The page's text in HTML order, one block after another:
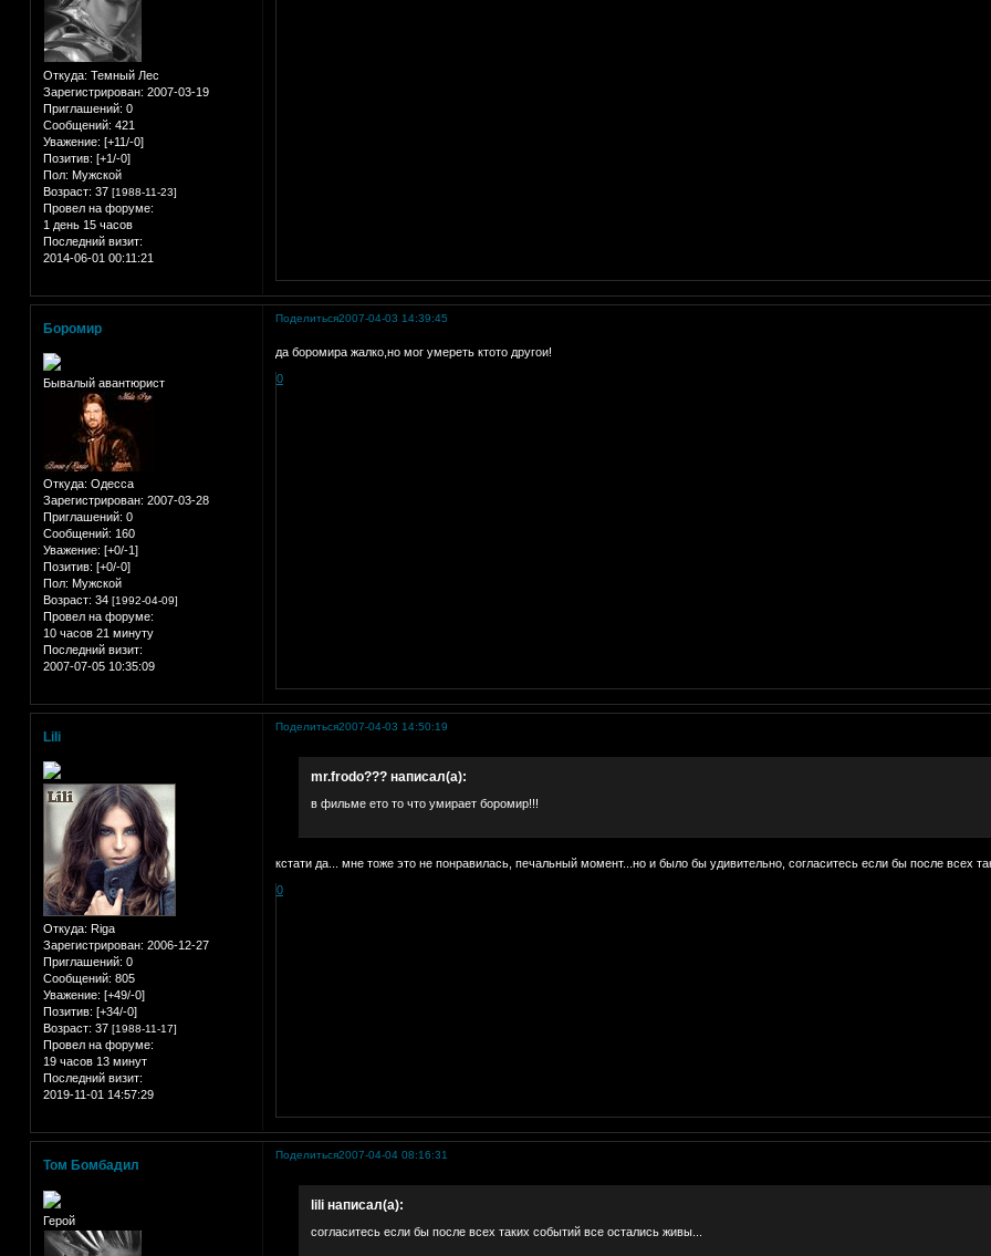
Откуда: Темный Лес
Зарегистрирован: 2007-03-19
Приглашений: 0
Сообщений: 421
Уважение: [+11/-0]
Позитив: [+1/-0]
Пол: Мужской
Возраст: 37 [1988-11-23]
Провел на форуме:
1 день 15 часов
Последний визит:
2014-06-01 00:11:21
Поделиться2007-04-03 14:39:45
Боромир
Бывалый авантюрист
Откуда: Одесса
Зарегистрирован: 2007-03-28
Приглашений: 0
Сообщений: 160
Уважение: [+0/-1]
Позитив: [+0/-0]
Пол: Мужской
Возраст: 34 [1992-04-09]
Провел на форуме:
10 часов 21 минуту
Последний визит:
2007-07-05 10:35:09
да боромира жалко,но мог умереть ктото другои!
0
Поделиться2007-04-03 14:50:19
Lili
Откуда: Riga
Зарегистрирован: 2006-12-27
Приглашений: 0
Сообщений: 805
Уважение: [+49/-0]
Позитив: [+34/-0]
Возраст: 37 [1988-11-17]
Провел на форуме:
19 часов 13 минут
Последний визит:
2019-11-01 14:57:29
mr.frodo??? написал(а):
в фильме ето то что умирает боромир!!!
кстати да... мне тоже это не понравилась, печальный момент...но и было бы удивительно, согласитесь если бы после всех
0
Поделиться2007-04-04 08:16:31
Том Бомбадил
Герой
lili написал(а):
согласитесь если бы после всех таких событий все остались живы...